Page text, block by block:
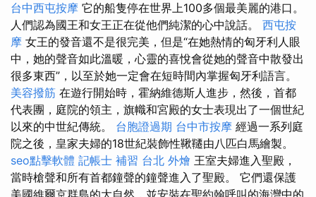
台中西屯按摩 它的船隻停在世界上100多個最美麗的港口。
人們認為國王和女王正在從他們純潔的心中說話。 西屯按
摩 女王的發音還不是很完美，但是“在她熱情的匈牙利人眼
中，她的聲音如此溫暖，心靈的喜悅會從她的聲音中散發出
很多東西”，以至於她一定會在短時間內掌握匈牙利語言。
美容撥筋 在遊行開始時，霍納維德斯人進步，然後，首都
代表團，庭院的領主，旗幟和宮殿的女士表現出了一個世紀
以來的中世紀傳統。 台胞證過期 台中市按摩 經過一系列庭
院之後，皇家夫婦的18世紀裝飾性鞦韆由八匹白馬繪製。
seo點擊軟體 記帳士 補習 台北 外燴 王室夫婦進入聖殿，
當時槍聲和所有首都鐘聲的鐘聲進入了聖殿。 它們還保護
美國維爾京群島的大自然，並安裝在聖約翰呼叫的海灣中的